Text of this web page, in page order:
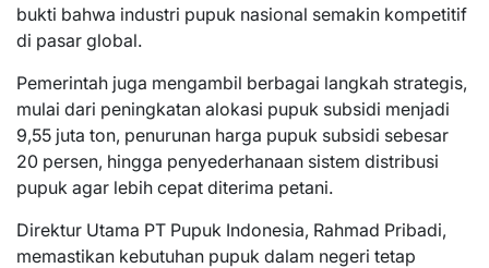
bukti bahwa industri pupuk nasional semakin kompetitif
di pasar global.
Pemerintah juga mengambil berbagai langkah strategis,
mulai dari peningkatan alokasi pupuk subsidi menjadi
9,55 juta ton, penurunan harga pupuk subsidi sebesar
20 persen, hingga penyederhanaan sistem distribusi
pupuk agar lebih cepat diterima petani.
Direktur Utama PT Pupuk Indonesia, Rahmad Pribadi,
memastikan kebutuhan pupuk dalam negeri tetap